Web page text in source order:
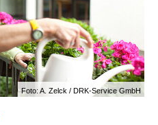
Foto: A. Zelck / DRK-Service GmbH